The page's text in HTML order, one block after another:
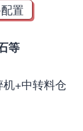
置
等
+中转料仓